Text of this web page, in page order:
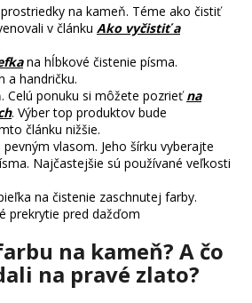
na kameň. Téme ako čistiť
v článku Ako vyčistiť a
na hĺbkové čistenie písma.
a handričku.
Celú ponuku si môžete pozrieťna
. Výber top produktov bude
článku nižšie.
vlasom. Jeho šírku vyberajte
Najčastejšie sú používané veľkosti
na čistenie zaschnutej farby.
prekrytie pred dažďom
na kameň? A čo
na pravé zlato?